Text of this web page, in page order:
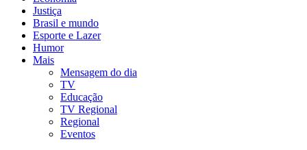
Justiça
Brasil e mundo
Esporte e Lazer
Humor
Mais
Mensagem do dia
TV
Educação
TV Regional
Regional
Eventos